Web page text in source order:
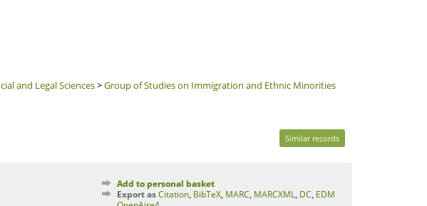
and Legal Sciences>Group of Studies on Immigration and Ethnic Minorities
Similar records
Add to personal basket
Export asCitation BibTeX MARC MARCXML DC EDM